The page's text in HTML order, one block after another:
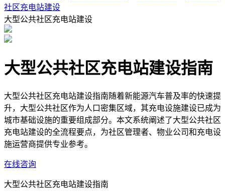
社区充电站建设
大型公共社区充电站建设
大型公共社区充电站建设指南
大型公共社区充电站建设指南随着新能源汽车普及率的快速提
升，大型公共社区作为人口密集区域，其充电设施建设已成为
城市基础设施的重要组成部分。本文系统阐述了大型公共社区
充电站建设的全流程要点，为社区管理者、物业公司和充电设
施运营商提供专业参考。
在线咨询
大型公共社区充电站建设指南